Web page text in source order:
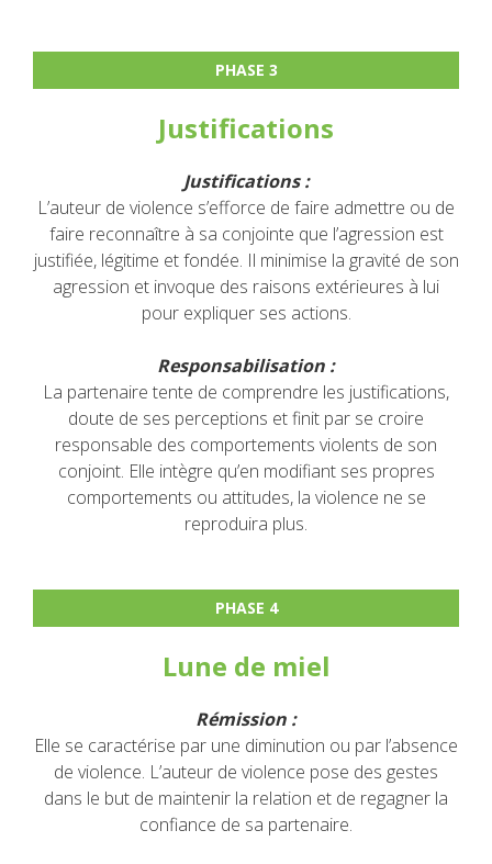
PHASE 3
Justifications
Justifications :
L’auteur de violence s’efforce de faire admettre ou de
faire reconnaître à sa conjointe que l’agression est
justifiée, légitime et fondée. Il minimise la gravité de son
agression et invoque des raisons extérieures à lui
pour expliquer ses actions.
Responsabilisation :
La partenaire tente de comprendre les justifications,
doute de ses perceptions et finit par se croire
responsable des comportements violents de son
conjoint. Elle intègre qu’en modifiant ses propres
comportements ou attitudes, la violence ne se
reproduira plus.
PHASE 4
Lune de miel
Rémission :
Elle se caractérise par une diminution ou par l’absence
de violence. L’auteur de violence pose des gestes
dans le but de maintenir la relation et de regagner la
confiance de sa partenaire.